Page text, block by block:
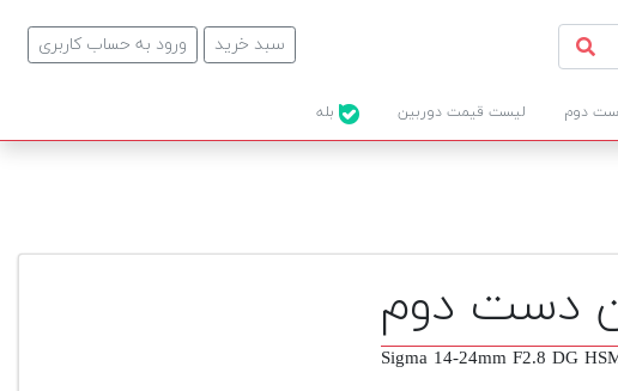
ورود به حساب کاربری سبد خرید
دوم لیست قیمت دوربین
Sigma 14-24mm F2.8 DG